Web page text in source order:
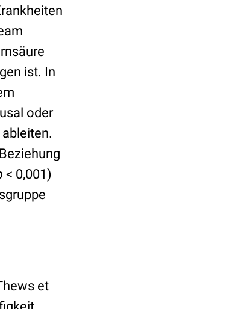
ist. In
oder
< 0,001)
et